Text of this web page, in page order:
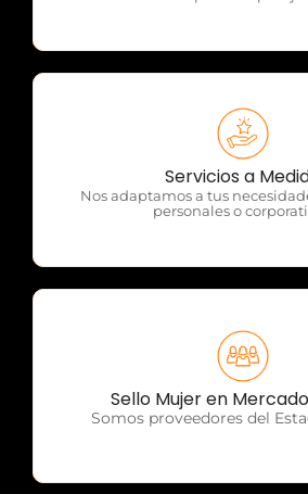
Servicios a
Nos adaptamos a tus
personales o
OTP Servicios
Sello Mujer en
Somos proveedores del
OTP Servicios